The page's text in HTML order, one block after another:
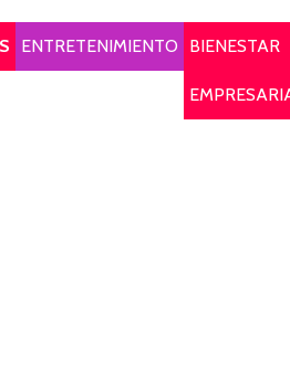
ENTRETENIMIENTO BIENESTAR